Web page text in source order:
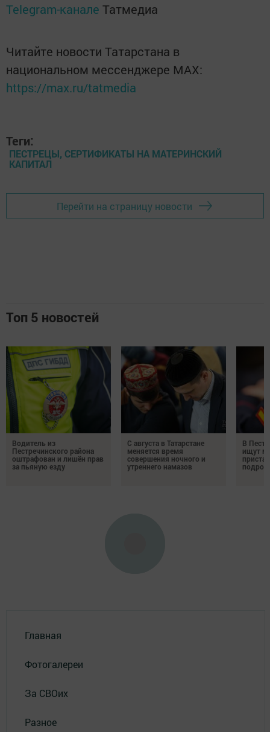
Telegram-канале Татмедиа
Читайте новости Татарстана в
национальном мессенджере MАХ:
https://max.ru/tatmedia
Теги:
ПЕСТРЕЦЫ, СЕРТИФИКАТЫ НА МАТЕРИНСКИЙ
КАПИТАЛ
Перейти на страницу новости
Топ 5 новостей
Водитель из
Пестречинского района
оштрафован и лишён прав
за пьяную езду
С августа в Татарстане
меняется время
совершения ночного и
утреннего намазов
В
ищут
Главная
Фотогалереи
За СВОих
Разное